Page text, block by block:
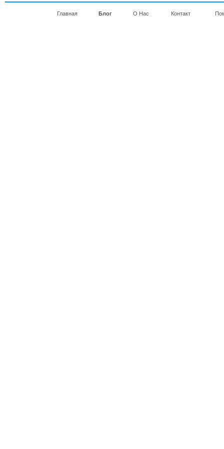
Главная Блог О Нас Контакт